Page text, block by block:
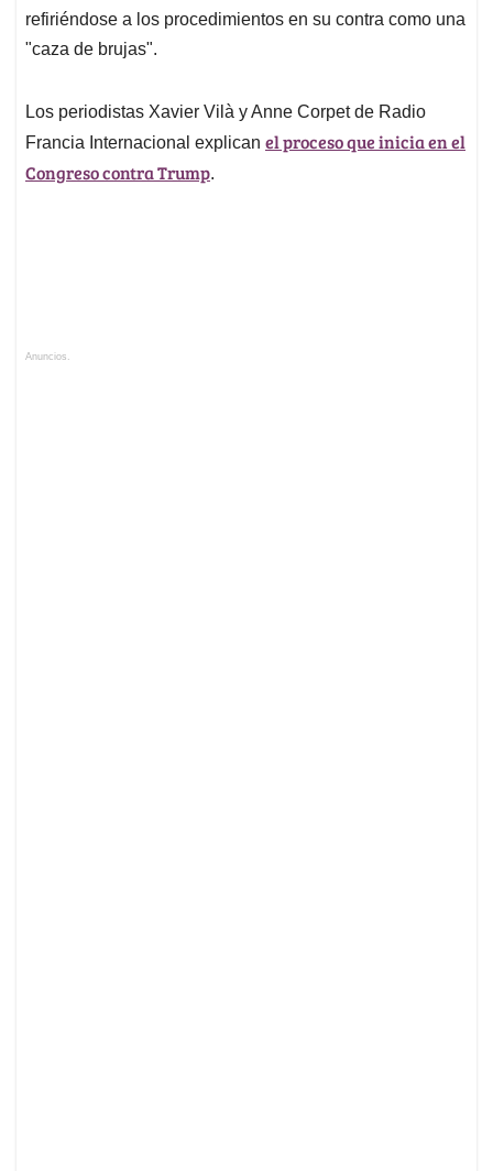
refiriéndose a los procedimientos en su contra como una
"caza de brujas".
Los periodistas Xavier Vilà y Anne Corpet de Radio
Francia Internacional explican el proceso que inicia en el
Congreso contra Trump.
Anuncios.